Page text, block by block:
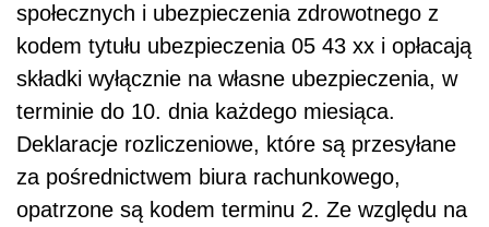
społecznych i ubezpieczenia zdrowotnego z
kodem tytułu ubezpieczenia 05 43 xx i opłacają
składki wyłącznie na własne ubezpieczenia, w
terminie do 10. dnia każdego miesiąca.
Deklaracje rozliczeniowe, które są przesyłane
za pośrednictwem biura rachunkowego,
opatrzone są kodem terminu 2. Ze względu na